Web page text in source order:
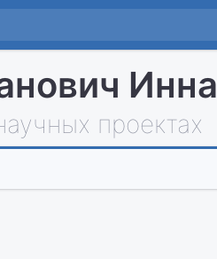
проектах